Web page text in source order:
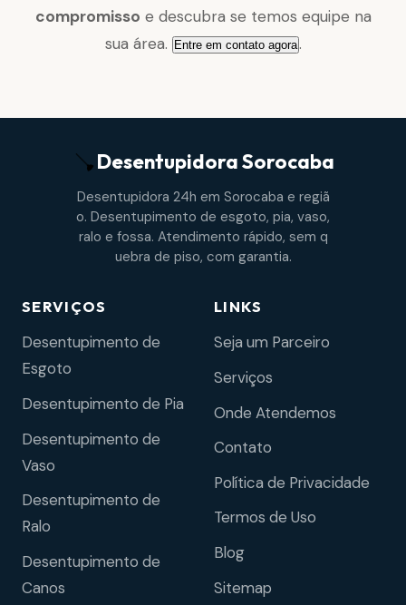
compromisso e descubra se temos equipe na
sua área. Entre em contato agora.
DesentupidoraSorocaba
Desentupidora 24h em Sorocaba e regiã
o. Desentupimento de esgoto, pia, vaso,
ralo e fossa. Atendimento rápido, sem q
uebra de piso, com garantia.
SERVIÇOS
Desentupimento de
Esgoto
Desentupimento de Pia
Desentupimento de
Vaso
Desentupimento de
Ralo
Desentupimento de
Canos
LINKS
Seja um Parceiro
Serviços
Onde Atendemos
Contato
Política de Privacidade
Termos de Uso
Blog
Sitemap